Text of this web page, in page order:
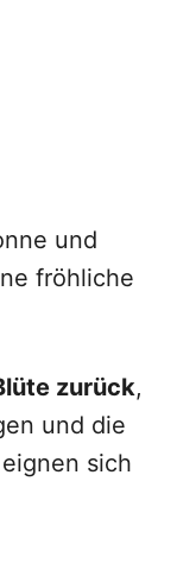
und
fröhliche
zurück,
und die
sich